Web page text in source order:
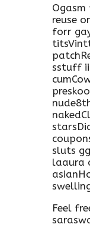
reuse
forr
sstuff
sluts
laaura
Feel